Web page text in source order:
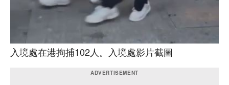
入境處在港拘捕102人。入境處影片截圖